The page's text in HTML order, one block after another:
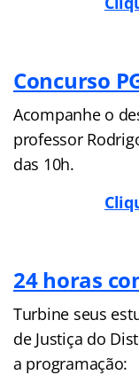
Concurso
Acompanhe o
professor
das 10h.
24 horas
Turbine seus
de Justiça do
a programação: